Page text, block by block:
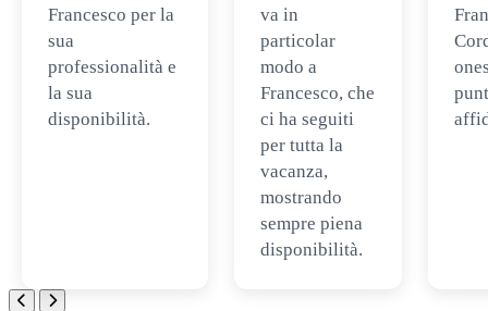
Francesco per la
sua
professionalità e
la sua
disponibilità.
va in
particolar
modo a
Francesco, che
ci ha seguiti
per tutta la
vacanza,
mostrando
sempre piena
disponibilità.